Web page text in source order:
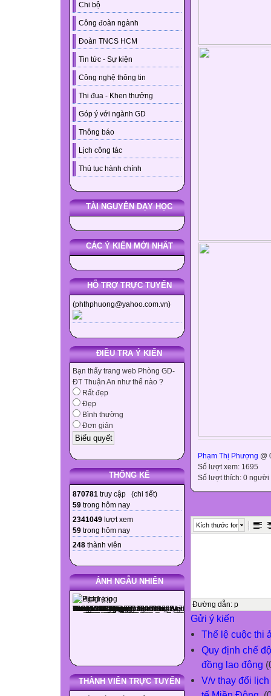
Chi bộ
Công đoàn ngành
Đoàn TNCS HCM
Tin tức - Sự kiện
Công nghệ thông tin
Thi đua - Khen thưởng
Góp ý với ngành GD
Thông báo
Lịch công tác
Thủ tục hành chính
TÀI NGUYÊN DẠY HỌC
CÁC Ý KIẾN MỚI NHẤT
HỖ TRỢ TRỰC TUYẾN
(phthphuong@yahoo.com.vn)
ĐIỀU TRA Ý KIẾN
Bạn thấy trang web Phòng GD-
ĐT Thuận An như thế nào ?
Rất đẹp
Đẹp
Bình thường
Đơn giản
THỐNG KÊ
870781 truy cập (chi tiết)
59 trong hôm nay
2341049 lượt xem
59 trong hôm nay
248 thành viên
ẢNH NGẪU NHIÊN
THÀNH VIÊN TRỰC TUYẾN
Phạm Thị Phượng @
Số lượt xem: 1695
Số lượt thích: 0 người
Kích thước font
Đường dẫn: p
Gửi ý kiến
Thể lệ cuộc thi
Quy định chế
đồng lao động
V/v thay đổi